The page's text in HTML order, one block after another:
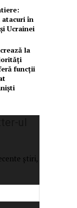
în
Ucrainei
la
funcții
știri,